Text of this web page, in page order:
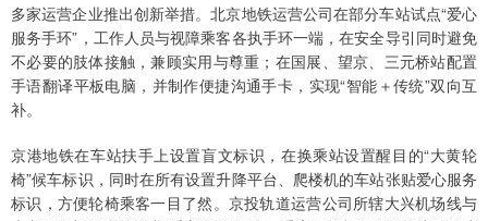
多家运营企业推出创新举措。北京地铁运营公司在部分车站试点“爱心
服务手环”，工作人员与视障乘客各执手环一端，在安全导引同时避免
不必要的肢体接触，兼顾实用与尊重；在国展、望京、三元桥站配置
手语翻译平板电脑，并制作便捷沟通手卡，实现“智能＋传统”双向互
补。
京港地铁在车站扶手上设置盲文标识，在换乘站设置醒目的“大黄轮
椅”候车标识，同时在所有设置升降平台、爬楼机的车站张贴爱心服务
标识，方便轮椅乘客一目了然。京投轨道运营公司所辖大兴机场线与